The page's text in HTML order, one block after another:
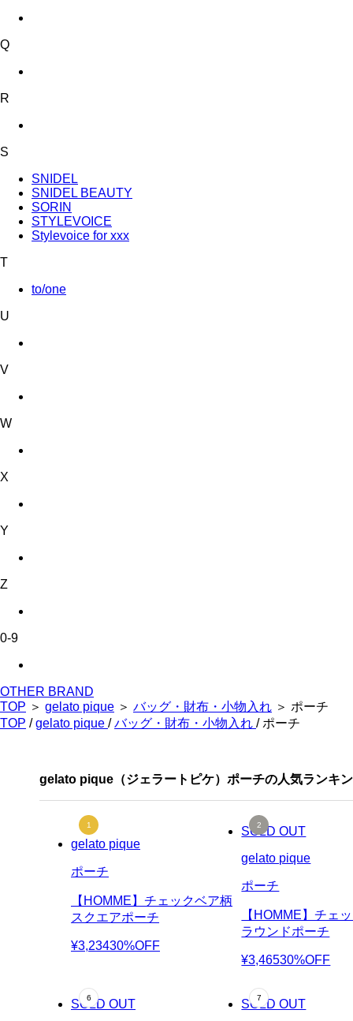
Q
R
S
SNIDEL
SNIDEL BEAUTY
SORIN
STYLEVOICE
Stylevoice for xxx
T
to/one
U
V
W
X
Y
Z
0-9
OTHER BRAND
TOP ＞ gelato pique ＞ バッグ・財布・小物入れ ＞ ポーチ
TOP /gelato pique /バッグ・財布・小物入れ / ポーチ
gelato pique（ジェラートピケ）ポーチの人気ランキ
gelato pique
ポーチ
【HOMME】チェックベア柄
スクエアポーチ
¥3,23430%OFF
SOLD OUT
gelato pique
ポーチ
【HOMME】チェ
ラウンドポーチ
¥3,46530%OFF
SOLD OUT SOLD OUT